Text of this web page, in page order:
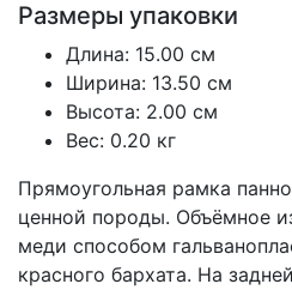
Размеры упаковки
Длина: 15.00 см
Ширина: 13.50 см
Высота: 2.00 см
Вес: 0.20 кг
Прямоугольная рамка
ценной породы. Объёмное
меди способом
красного бархата. На